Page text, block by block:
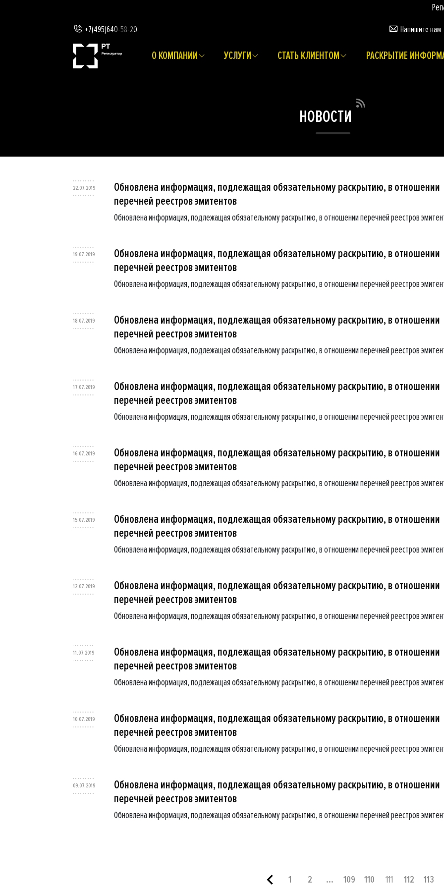
+7(495)640-58-20 Напишите нам
О КОМПАНИИ УСЛУГИ СТАТЬ КЛИЕНТОМ РАСКРЫТИЕ
НОВОСТИ
22.07.2019
Обновлена информация, подлежащая обязательному раскрытию, в отношении
перечней реестров эмитентов
Обновлена информация, подлежащая обязательному раскрытию, в отношении перечней реестров
19.07.2019
Обновлена информация, подлежащая обязательному раскрытию, в отношении
перечней реестров эмитентов
Обновлена информация, подлежащая обязательному раскрытию, в отношении перечней реестров
18.07.2019
Обновлена информация, подлежащая обязательному раскрытию, в отношении
перечней реестров эмитентов
Обновлена информация, подлежащая обязательному раскрытию, в отношении перечней реестров
17.07.2019
Обновлена информация, подлежащая обязательному раскрытию, в отношении
перечней реестров эмитентов
Обновлена информация, подлежащая обязательному раскрытию, в отношении перечней реестров
16.07.2019
Обновлена информация, подлежащая обязательному раскрытию, в отношении
перечней реестров эмитентов
Обновлена информация, подлежащая обязательному раскрытию, в отношении перечней реестров
15.07.2019
Обновлена информация, подлежащая обязательному раскрытию, в отношении
перечней реестров эмитентов
Обновлена информация, подлежащая обязательному раскрытию, в отношении перечней реестров
12.07.2019
Обновлена информация, подлежащая обязательному раскрытию, в отношении
перечней реестров эмитентов
Обновлена информация, подлежащая обязательному раскрытию, в отношении перечней реестров
11.07.2019
Обновлена информация, подлежащая обязательному раскрытию, в отношении
перечней реестров эмитентов
Обновлена информация, подлежащая обязательному раскрытию, в отношении перечней реестров
10.07.2019
Обновлена информация, подлежащая обязательному раскрытию, в отношении
перечней реестров эмитентов
Обновлена информация, подлежащая обязательному раскрытию, в отношении перечней реестров
09.07.2019
Обновлена информация, подлежащая обязательному раскрытию, в отношении
перечней реестров эмитентов
Обновлена информация, подлежащая обязательному раскрытию, в отношении перечней реестров
1 2 ... 109 110 111 112 113